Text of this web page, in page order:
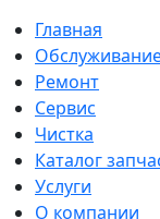
Главная
Ремонт
Сервис
Чистка
Каталог
Услуги
О компании